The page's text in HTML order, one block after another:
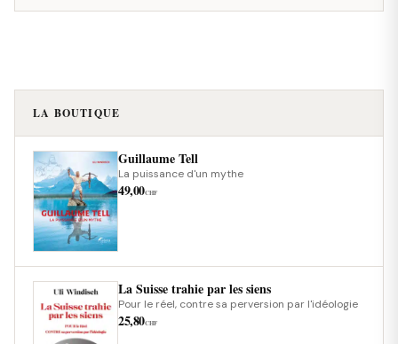
LA BOUTIQUE
Guillaume Tell
La puissance d'un mythe
49,00CHF
La Suisse trahie par les siens
Pour le réel, contre sa perversion par l'idéologie
25,80CHF